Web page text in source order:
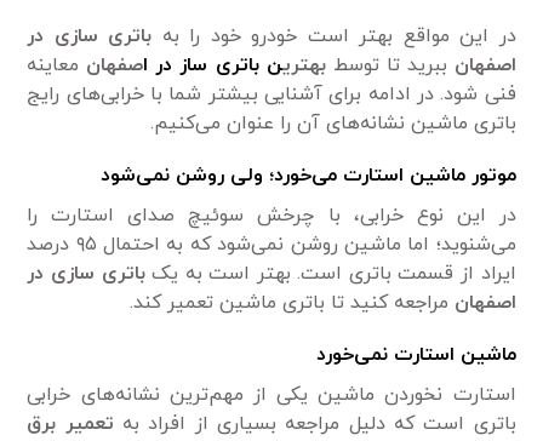
در این مواقع بهتر است خودرو خود را به باتری سازی در
اصفهان ببرید تا توسطبهترینباتری ساز در اصفهان معاینه
فنی شود. در ادامه برای آشنایی بیشتر شما با خرابی‌های رایج
باتری ماشین نشانه‌های آن را عنوان می‌کنیم.
موتور ماشین استارت می‌خورد؛ ولی روشن نمی‌شود
در این نوع خرابی، با چرخش سوئیچ صدای استارت را
می‌شنوید؛ اما ماشین روشن نمی‌شود که به احتمال ۹۵ درصد
ایراد از قسمت باتری است. بهتر است به یکباتری سازی در
اصفهان مراجعه کنید تا باتری ماشین تعمیر کند.
ماشین استارت نمی‌خورد
استارت نخوردن ماشین یکی از مهم‌ترین نشانه‌های خرابی
باتری است که دلیل مراجعه بسیاری از افراد به تعمیر برق